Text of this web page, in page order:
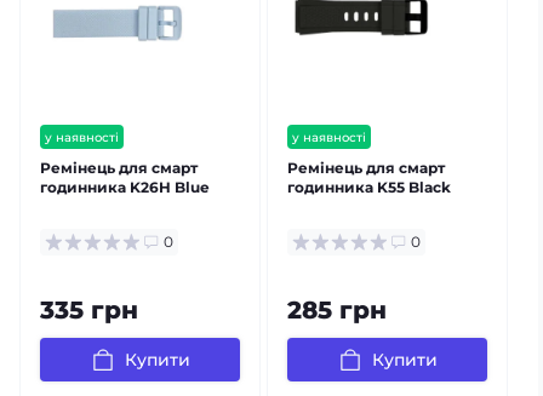
у наявності
Ремінець для смарт
годинника K26H Blue
0
335 грн
Купити
у наявності
Ремінець для смарт
годинника K55 Black
0
285 грн
Купити